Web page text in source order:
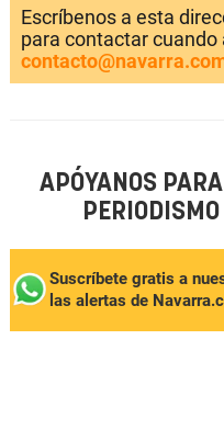
Escríbenos a esta
para contactar cuando
APÓYANOS
Suscríbete gratis a
las alertas de